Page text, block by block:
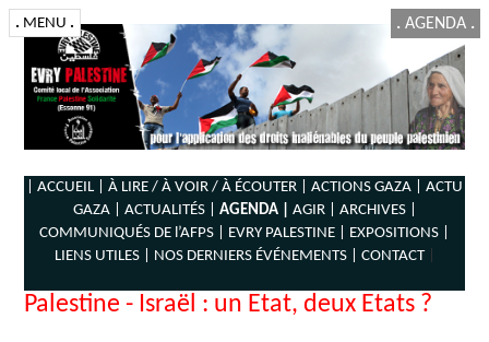
. MENU . . AGENDA .
| ACCUEIL | À LIRE / À VOIR / À ÉCOUTER | ACTIONS GAZA |
ACTU
GAZA |
ACTUALITÉS | AGENDA | AGIR |
ARCHIVES |
COMMUNIQUÉS DE l’AFPS |
EVRY PALESTINE |
EXPOSITIONS |
LIENS UTILES |
NOS DERNIERS ÉVÉNEMENTS | CONTACT|
Palestine - Israël : un Etat, deux Etats ?